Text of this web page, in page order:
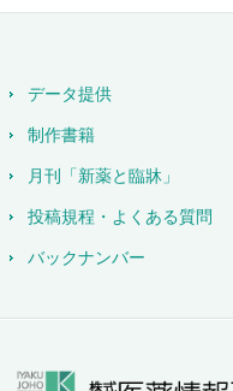
データ提供
制作書籍
月刊「新薬と臨牀」
投稿規程・よくある質問
バックナンバー